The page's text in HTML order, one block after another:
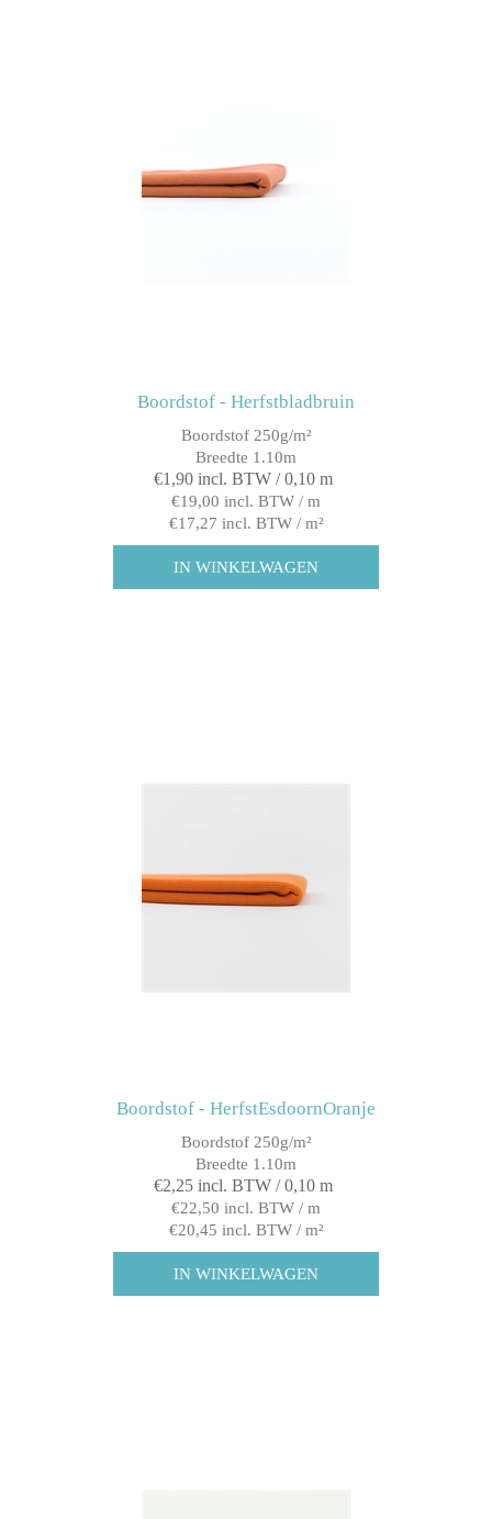
Boordstof - Herfstbladbruin
Boordstof 250g/m²
Breedte 1.10m
€1,90 incl. BTW / 0,10 m
€19,00 incl. BTW / m
€17,27 incl. BTW / m²
Boordstof - HerfstEsdoornOranje
Boordstof 250g/m²
Breedte 1.10m
€2,25 incl. BTW / 0,10 m
€22,50 incl. BTW / m
€20,45 incl. BTW / m²